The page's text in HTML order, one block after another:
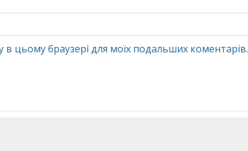
в цьому браузері для моїх подальших коментарів.